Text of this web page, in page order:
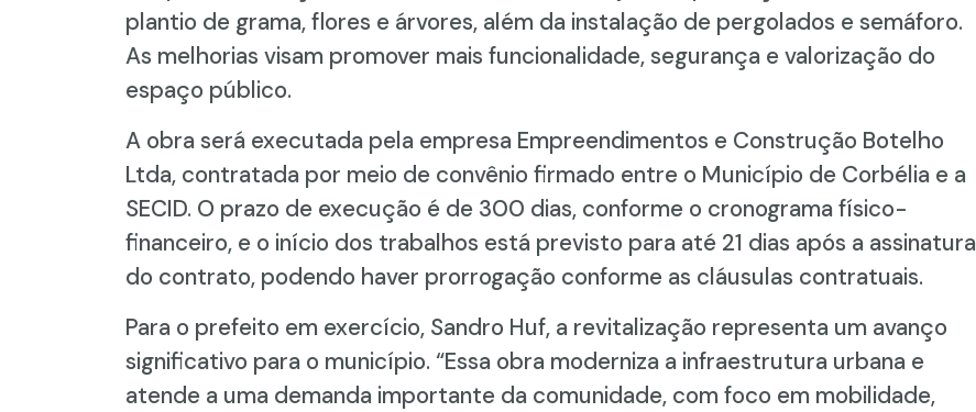
plantio de grama, flores e árvores, além da instalação de pergolados e semáforo.
As melhorias visam promover mais funcionalidade, segurança e valorização do
espaço público.
A obra será executada pela empresa Empreendimentos e Construção Botelho
Ltda, contratada por meio de convênio firmado entre o Município de Corbélia e a
SECID. O prazo de execução é de 300 dias, conforme o cronograma físico-
financeiro, e o início dos trabalhos está previsto para até 21 dias após a assinatura
do contrato, podendo haver prorrogação conforme as cláusulas contratuais.
Para o prefeito em exercício, Sandro Huf, a revitalização representa um avanço
significativo para o município. “Essa obra moderniza a infraestrutura urbana e
atende a uma demanda importante da comunidade, com foco em mobilidade,